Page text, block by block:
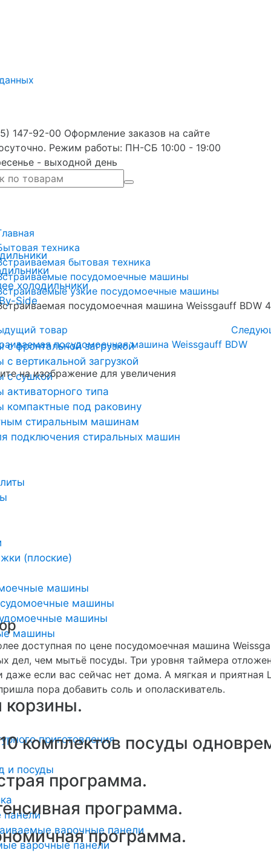
147-92-00 Оформление заказов на сайте
Режим работы: ПН-СБ 10:00 - 19:00
- выходной день
холодильники
Side
фронтальной загрузкой
вертикальной загрузкой
с сушкой
типа
под раковину
стиральным машинам
подключения стиральных машин
(плоские)
машины
машины
машины
машины
приготовления
и посуды
панели
варочные панели
варочные панели
техника
бытовая техника
посудомоечные машины
узкие посудомоечные машины
посудомоечная машина Weissgauff BDW
товар
на изображение для увеличения
доступная по цене посудомоечная машина
дел, чем мытьё посуды. Три уровня таймера
даже если вас сейчас нет дома. А мягкая и приятная
пора добавить соль и ополаскиватель.
корзины.
комплектов посуды
программа.
программа.
программа.